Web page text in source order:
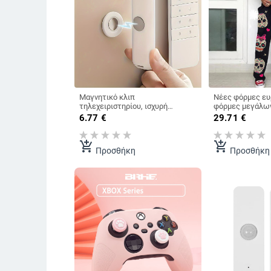
Μαγνητικό κλιπ
τηλεχειριστηρίου, ισχυρή
αυτοκόλλητη βεντούζα,
μαγνητικό κλιπ πολύπριζου/
ρούτερ χωρίς τρύπημα
6.77 €
add_shopping_cart Προσθήκη
Νέες φόρμες
φόρμες
διάφορα prints,
εργοστάσιο.
29.71 €
add_shopping_cart Προσθήκη